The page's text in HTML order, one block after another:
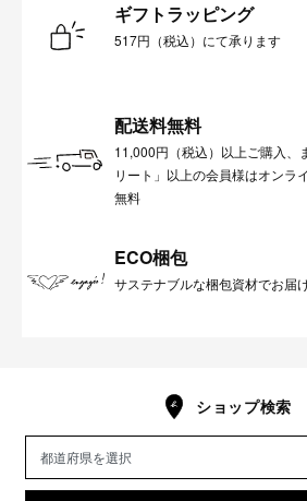
ギフトラッピング
517円（税込）にて承ります
配送料無料
11,000円（税込）以上ご購入、
リート」以上の会員様はオンラ
無料
ECO梱包
サステナブルな梱包資材でお届
ショップ検索